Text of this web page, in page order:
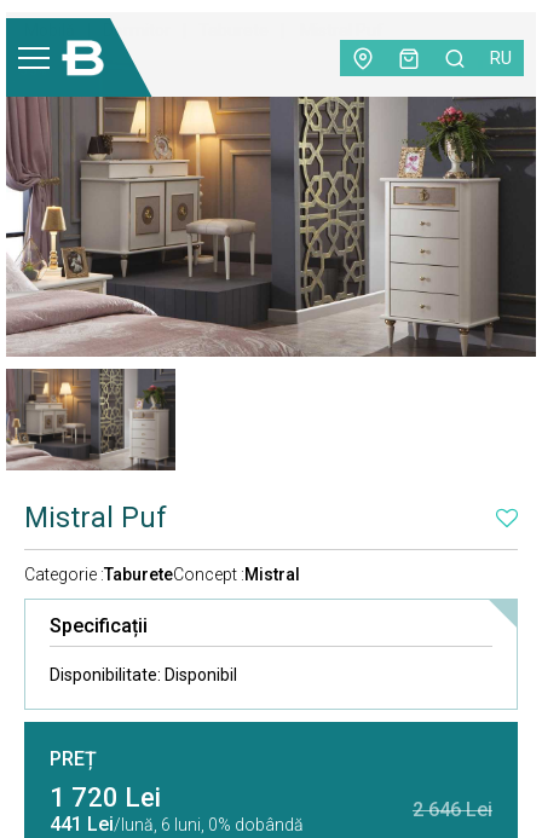
RU
Dormitor
-35%
Mistral Puf
Categorie :TabureteConcept :Mistral
Specificații
Disponibilitate: Disponibil
PREȚ
1 720 Lei
441 Lei/lună, 6 luni, 0% dobândă
2 646 Lei